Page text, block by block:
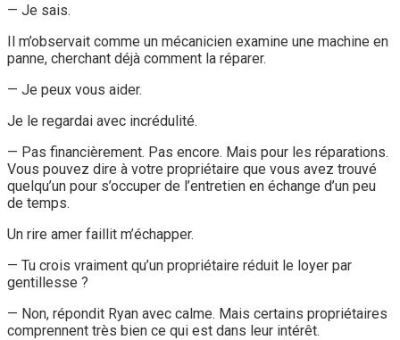
— Je sais.
Il m’observait comme un mécanicien examine une machine en
panne, cherchant déjà comment la réparer.
— Je peux vous aider.
Je le regardai avec incrédulité.
— Pas financièrement. Pas encore. Mais pour les réparations.
Vous pouvez dire à votre propriétaire que vous avez trouvé
quelqu’un pour s’occuper de l’entretien en échange d’un peu
de temps.
Un rire amer faillit m’échapper.
— Tu crois vraiment qu’un propriétaire réduit le loyer par
gentillesse ?
— Non, répondit Ryan avec calme. Mais certains propriétaires
comprennent très bien ce qui est dans leur intérêt.